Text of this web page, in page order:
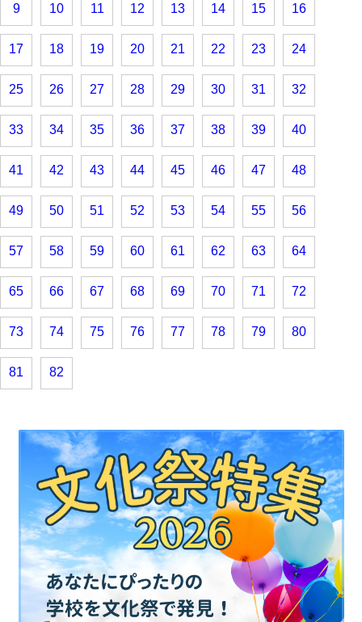
9 10 11 12 13 14 15 16
17 18 19 20 21 22 23 24
25 26 27 28 29 30 31 32
33 34 35 36 37 38 39 40
41 42 43 44 45 46 47 48
49 50 51 52 53 54 55 56
57 58 59 60 61 62 63 64
65 66 67 68 69 70 71 72
73 74 75 76 77 78 79 80
81 82